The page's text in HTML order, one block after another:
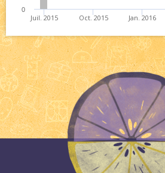
Juil. 2015 Oct. 2015 Jan. 2016
0